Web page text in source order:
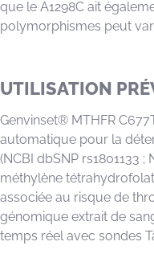
que le A1298C ait
polymorphismes peut
UTILISATION
Genvinset® MTHFR
automatique pour la
(NCBI dbSNP rs1801133 ;
méthylène
associée au risque de
génomique extrait de
temps réel avec sondes